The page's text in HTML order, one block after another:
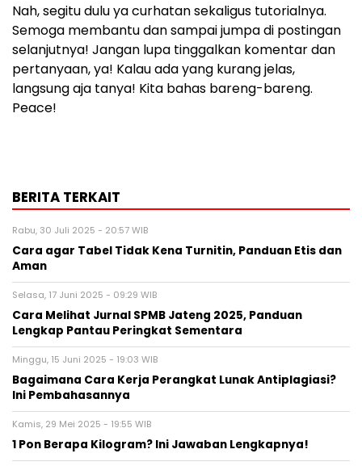
Nah, segitu dulu ya curhatan sekaligus tutorialnya.
Semoga membantu dan sampai jumpa di postingan
selanjutnya! Jangan lupa tinggalkan komentar dan
pertanyaan, ya! Kalau ada yang kurang jelas,
langsung aja tanya! Kita bahas bareng-bareng.
Peace!
BERITA TERKAIT
Rabu, 30 Juli 2025 - 20:57 WIB
Cara agar Tabel Tidak Kena Turnitin, Panduan Etis dan
Aman
Selasa, 17 Juni 2025 - 09:29 WIB
Cara Melihat Jurnal SPMB Jateng 2025, Panduan
Lengkap Pantau Peringkat Sementara
Minggu, 15 Juni 2025 - 19:03 WIB
Bagaimana Cara Kerja Perangkat Lunak Antiplagiasi?
Ini Pembahasannya
Kamis, 29 Mei 2025 - 19:55 WIB
1 Pon Berapa Kilogram? Ini Jawaban Lengkapnya!